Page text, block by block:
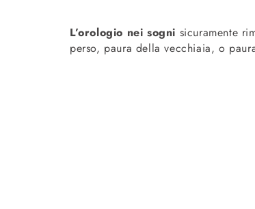
L’orologio nei sogni sicuramente
perso, paura della vecchiaia, o